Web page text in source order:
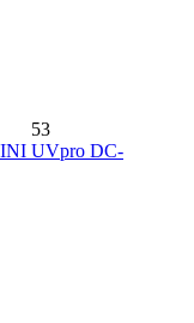
53
UVpro DC-